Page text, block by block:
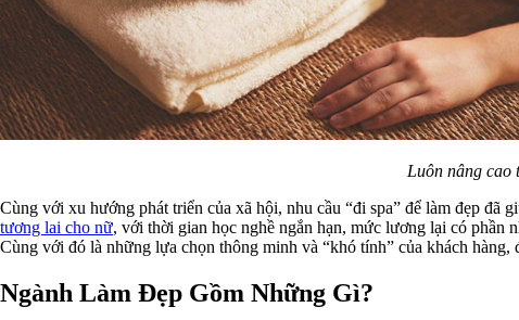
Luôn nâng cao
Cùng với xu hướng phát triển của xã hội, nhu cầu “đi spa” để làm đẹp đã
tương lai cho nữ, với thời gian học nghề ngắn hạn, mức lương lại có phần
Cùng với đó là những lựa chọn thông minh và “khó tính” của khách
Ngành Làm Đẹp Gồm Những Gì?